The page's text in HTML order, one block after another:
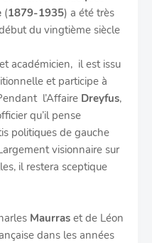
(1879-1935) a été très
du vingtième siècle
académicien, il est issu
et participe à
l’Affaire Dreyfus,
qu’il pense
politiques de gauche
visionnaire sur
il restera sceptique
Maurras et de Léon
dans les années